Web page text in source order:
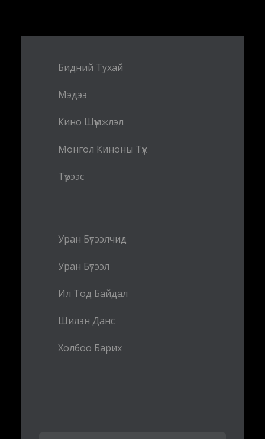
Бидний Тухай
Мэдээ
Кино Шүүмжлэл
Монгол Киноны Түүх
Түрээс
Уран Бүтээлчид
Уран Бүтээл
Ил Тод Байдал
Шилэн Данс
Холбоо Барих